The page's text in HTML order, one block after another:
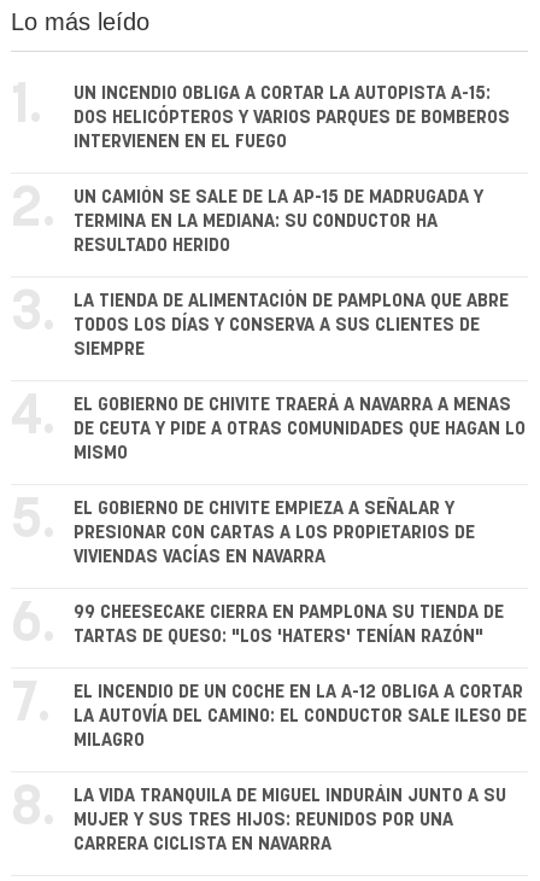
Lo más leído
1.
UN INCENDIO OBLIGA A CORTAR LA AUTOPISTA A-15:
DOS HELICÓPTEROS Y VARIOS PARQUES DE BOMBEROS
INTERVIENEN EN EL FUEGO
2.
UN CAMIÓN SE SALE DE LA AP-15 DE MADRUGADA Y
TERMINA EN LA MEDIANA: SU CONDUCTOR HA
RESULTADO HERIDO
3.
LA TIENDA DE ALIMENTACIÓN DE PAMPLONA QUE ABRE
TODOS LOS DÍAS Y CONSERVA A SUS CLIENTES DE
SIEMPRE
4.
EL GOBIERNO DE CHIVITE TRAERÁ A NAVARRA A MENAS
DE CEUTA Y PIDE A OTRAS COMUNIDADES QUE HAGAN LO
MISMO
5.
EL GOBIERNO DE CHIVITE EMPIEZA A SEÑALAR Y
PRESIONAR CON CARTAS A LOS PROPIETARIOS DE
VIVIENDAS VACÍAS EN NAVARRA
6.
99 CHEESECAKE CIERRA EN PAMPLONA SU TIENDA DE
TARTAS DE QUESO: "LOS 'HATERS' TENÍAN RAZÓN"
7.
EL INCENDIO DE UN COCHE EN LA A-12 OBLIGA A CORTAR
LA AUTOVÍA DEL CAMINO: EL CONDUCTOR SALE ILESO DE
MILAGRO
8.
LA VIDA TRANQUILA DE MIGUEL INDURÁIN JUNTO A SU
MUJER Y SUS TRES HIJOS: REUNIDOS POR UNA
CARRERA CICLISTA EN NAVARRA